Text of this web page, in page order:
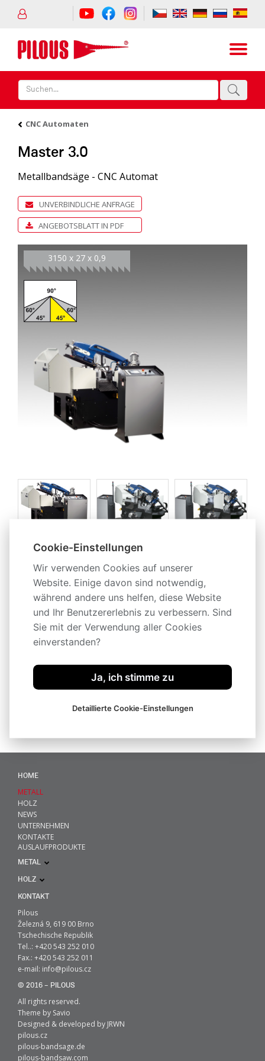
CNC Automaten
Master 3.0
Metallbandsäge - CNC Automat
UNVERBINDLICHE ANFRAGE
ANGEBOTSBLATT IN PDF
3150 x 27 x 0,9
Beschreibung
HOME
METALL
HOLZ
NEWS
UNTERNEHMEN
KONTAKTE
AUSLAUFPRODUKTE
METAL
HOLZ
KONTAKT
Pilous
Železná 9, 619 00 Brno
Tschechische Republik
Tel..: +420 543 252 010
Fax.: +420 543 252 011
e-mail: info@pilous.cz
© 2016 – PILOUS
All rights reserved.
Theme by Savio
Designed & developed by JRWN
pilous.cz
pilous-bandsage.de
pilous-bandsaw.com
Cookie-Einstellungen
Wir verwenden Cookies auf unserer
Website. Einige davon sind notwendig,
während andere uns helfen, diese Website
und Ihr Benutzererlebnis zu verbessern. Sind
Sie mit der Verwendung aller Cookies
einverstanden?
Ja, ich stimme zu
Detaillierte Cookie-Einstellungen